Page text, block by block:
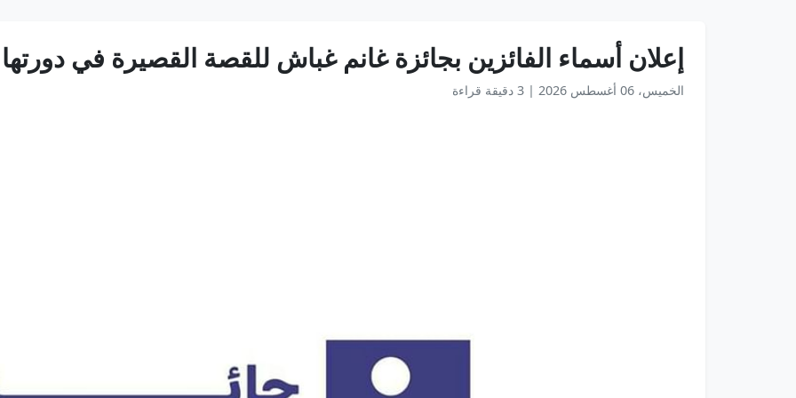
إعلان أسماء الفائزين بجائزة غانم غباش للقصة القصيرة في دورتها
الخميس، 06 أغسطس 2026 | 3 دقيقة قراءة